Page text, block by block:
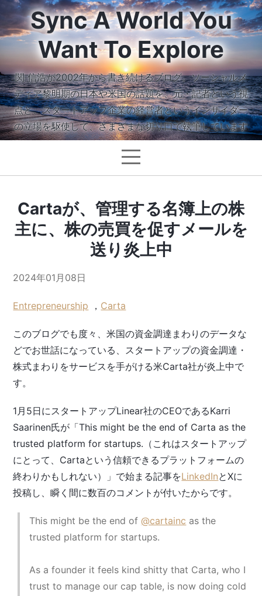
Sync A World You
Want To Explore
関 信浩が2002年から書き続けるブログ。ソーシャルメ
ディア黎明期の日本や米国の話題を、元・記者という視
点と、スタートアップ企業の経営者というインサイダー
の立場を駆使して、さまざまな切り口で執筆しています
Cartaが、管理する名簿上の株
主に、株の売買を促すメールを
送り炎上中
2024年01月08日
Entrepreneurship ， Carta
このブログでも度々、米国の資金調達まわりのデータな
どでお世話になっている、スタートアップの資金調達・
株式まわりをサービスを手がける米Carta社が炎上中で
す。
1月5日にスタートアップLinear社のCEOであるKarri
Saarinen氏が「This might be the end of Carta as the
trusted platform for startups.（これはスタートアップ
にとって、Cartaという信頼できるプラットフォームの
終わりかもしれない）」で始まる記事をLinkedInとXに
投稿し、瞬く間に数百のコメントが付いたからです。
This might be the end of@cartainc as the
trusted platform for startups.
As a founder it feels kind shitty that Carta, who I
trust to manage our cap table, is now doing cold